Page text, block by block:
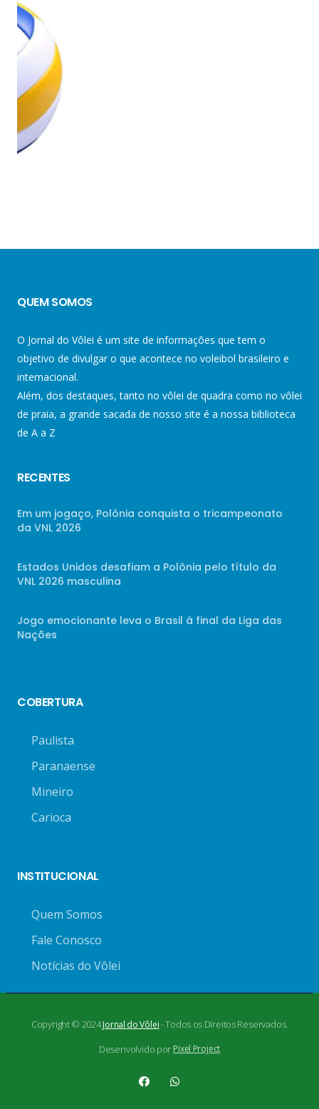
QUEM SOMOS
O Jornal do Vôlei é um site de informações que tem o
objetivo de divulgar o que acontece no voleibol brasileiro e
internacional.
Além, dos destaques, tanto no vôlei de quadra como no vôlei
de praia, a grande sacada de nosso site é a nossa biblioteca
de A a Z
RECENTES
Em um jogaço, Polônia conquista o tricampeonato
da VNL 2026
Estados Unidos desafiam a Polônia pelo título da
VNL 2026 masculina
Jogo emocionante leva o Brasil à final da Liga das
Nações
COBERTURA
Paulista
Paranaense
Mineiro
Carioca
INSTITUCIONAL
Quem Somos
Fale Conosco
Notícias do Vôlei
Copyright © 2024Jornal do Vôlei- Todos os Direitos Reservados.
Desenvolvido por Pixel Project